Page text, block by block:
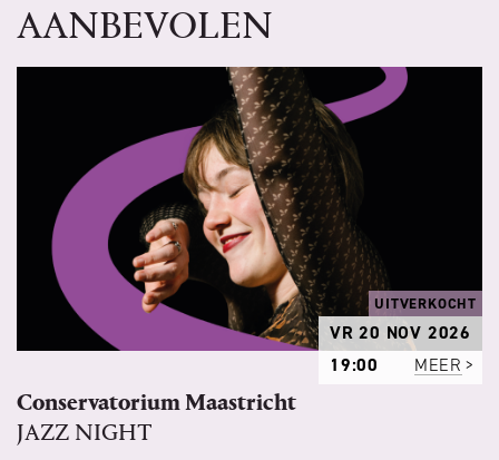
AANBEVOLEN
UITVERKOCHT
VR 20 NOV 2026
19:00
MEER
Conservatorium Maastricht
JAZZ NIGHT